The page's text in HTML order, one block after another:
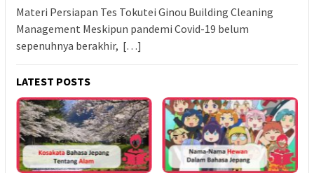
Materi Persiapan Tes Tokutei Ginou Building Cleaning
Management Meskipun pandemi Covid-19 belum
sepenuhnya berakhir, […]
LATEST POSTS